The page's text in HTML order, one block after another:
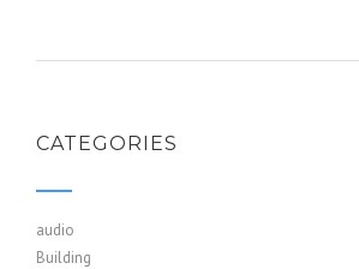
CATEGORIES
audio
Building